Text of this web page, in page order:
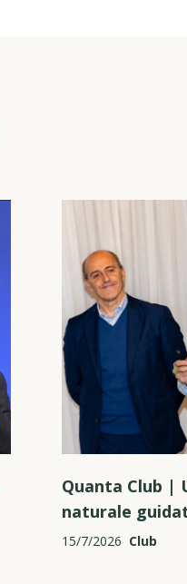
Quanta Club |
naturale
15/7/2026 Club